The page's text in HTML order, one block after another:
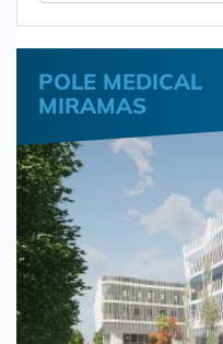
POLE MEDICAL
MIRAMAS